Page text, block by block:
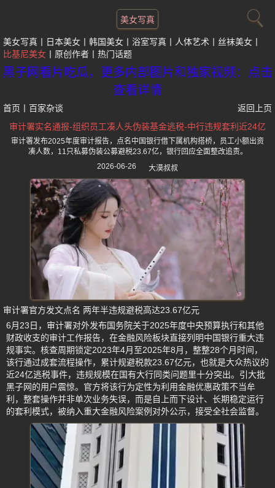
美女写真
美女写真 日本美女 韩国美女 浴室写真 人体艺术
丝袜美女
比基尼美女
原创作者 热门话题
黑子网看片吃瓜，更多内部图片和独家视频：点击
查看详情
首页 百家杂谈
返回上页
审计署实名通报-组织员工凑人头伪装基金逃税-中行违规套利近24亿
审计署发布2025年度审计报告，点名中国银行借下属机构搭桥，员工小额出资
凑人数，11只私募伪装公募避税23.67亿，银行回应全面整改追责。
2026-06-26
大漠叔叔
审计署官方发文点名 两年半违规避税高达23.67亿元
6月23日，审计署对外发布国务院关于2025年度中央预算执行和其他
财政收支的审计工作报告，在金融风险板块直接列明中国银行重大违
规事实。核查周期锁定2023年4月至2025年8月，整整28个月时间，
该行通过成套流程操作，累计规避税款23.67亿元，也就是大众热议的
近24亿逃税事件，违规规模在国有大行同类问题里十分突出。引大批
黑子网的用户震惊。官方将该行为定性为利用金融优惠政策不当牟
利，整套操作并非单次业务失误，而是自上而下设计、长期稳定运行
的套利模式，被纳入重大金融风险案例对外公示，接受全社会监督。